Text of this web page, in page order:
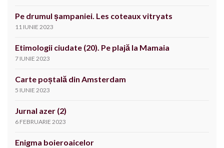
Pe drumul șampaniei. Les coteaux vitryats
11 IUNIE 2023
Etimologii ciudate (20). Pe plajă la Mamaia
7 IUNIE 2023
Carte poștală din Amsterdam
5 IUNIE 2023
Jurnal azer (2)
6 FEBRUARIE 2023
Enigma boieroaicelor